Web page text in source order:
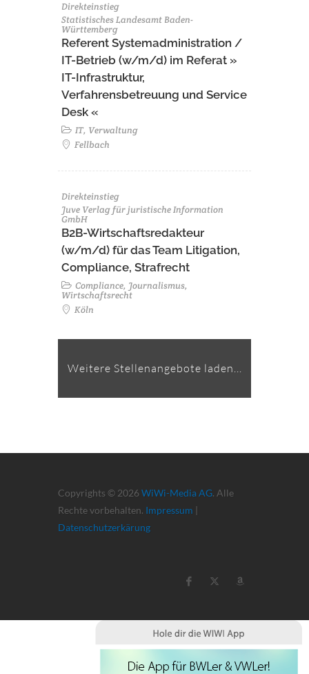
Direkteinstieg
Statistisches Landesamt Baden-
Württemberg
Referent Systemadministration /
IT-Betrieb (w/m/d) im Referat »
IT-Infrastruktur,
Verfahrensbetreuung und Service
Desk «
IT, Verwaltung
Fellbach
Direkteinstieg
Juve Verlag für juristische Information
GmbH
B2B-Wirtschaftsredakteur
(w/m/d) für das Team Litigation,
Compliance, Strafrecht
Compliance, Journalismus,
Wirtschaftsrecht
Köln
Weitere Stellenangebote laden...
Copyrights © 2026 WiWi-Media AG. Alle
Rechte vorbehalten. Impressum |
Datenschutzerkärung